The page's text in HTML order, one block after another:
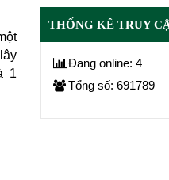
1
THỐNG KÊ TRUY
Đang online: 4
Tổng số: 691789